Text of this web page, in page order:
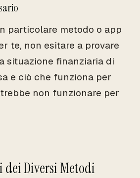
particolare metodo o app
te, non esitare a provare
situazione finanziaria di
e ciò che funziona per
non funzionare per
dei Diversi Metodi